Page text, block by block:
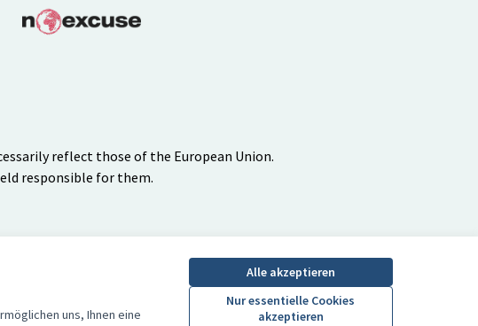
uns, Ihnen eine
Alle akzeptieren
Nur essentielle Cookies
akzeptieren
reflect those of the European Union.
responsible for them.